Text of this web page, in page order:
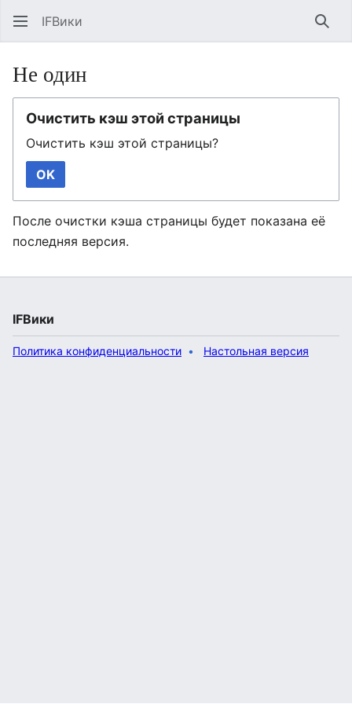
IFВики
Не один
Очистить кэш этой страницы
Очистить кэш этой страницы?
OK
После очистки кэша страницы будет показана её
последняя версия.
IFВики
Политика конфиденциальности Настольная версия